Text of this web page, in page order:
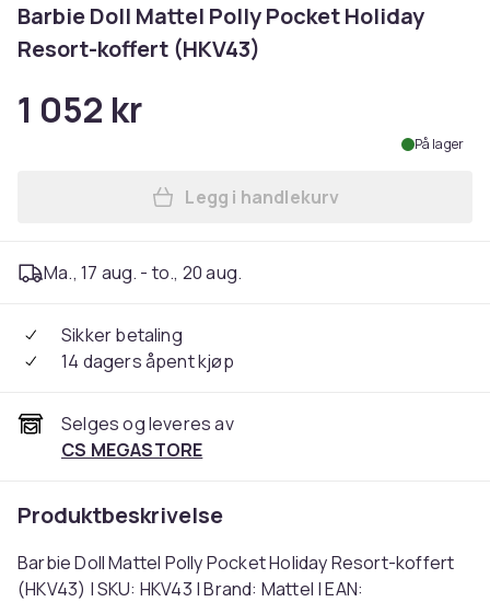
Barbie Doll Mattel Polly Pocket Holiday
Resort-koffert (HKV43)
1 052 kr
På lager
Legg Barbie Doll Mattel
Legg i handlekurv
Ma., 17 aug. - to., 20 aug.
Sikker betaling
14 dagers åpent kjøp
Selges og leveres av
CS MEGASTORE
Produktbeskrivelse
Barbie Doll Mattel Polly Pocket Holiday Resort-koffert
(HKV43) | SKU: HKV43 | Brand: Mattel | EAN: